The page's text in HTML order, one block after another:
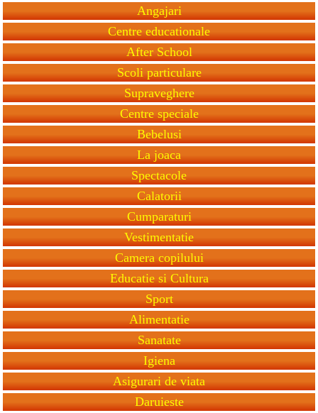
Angajari
Centre educationale
After School
Scoli particulare
Supraveghere
Centre speciale
Bebelusi
La joaca
Spectacole
Calatorii
Cumparaturi
Vestimentatie
Camera copilului
Educatie si Cultura
Sport
Alimentatie
Sanatate
Igiena
Asigurari de viata
Daruieste